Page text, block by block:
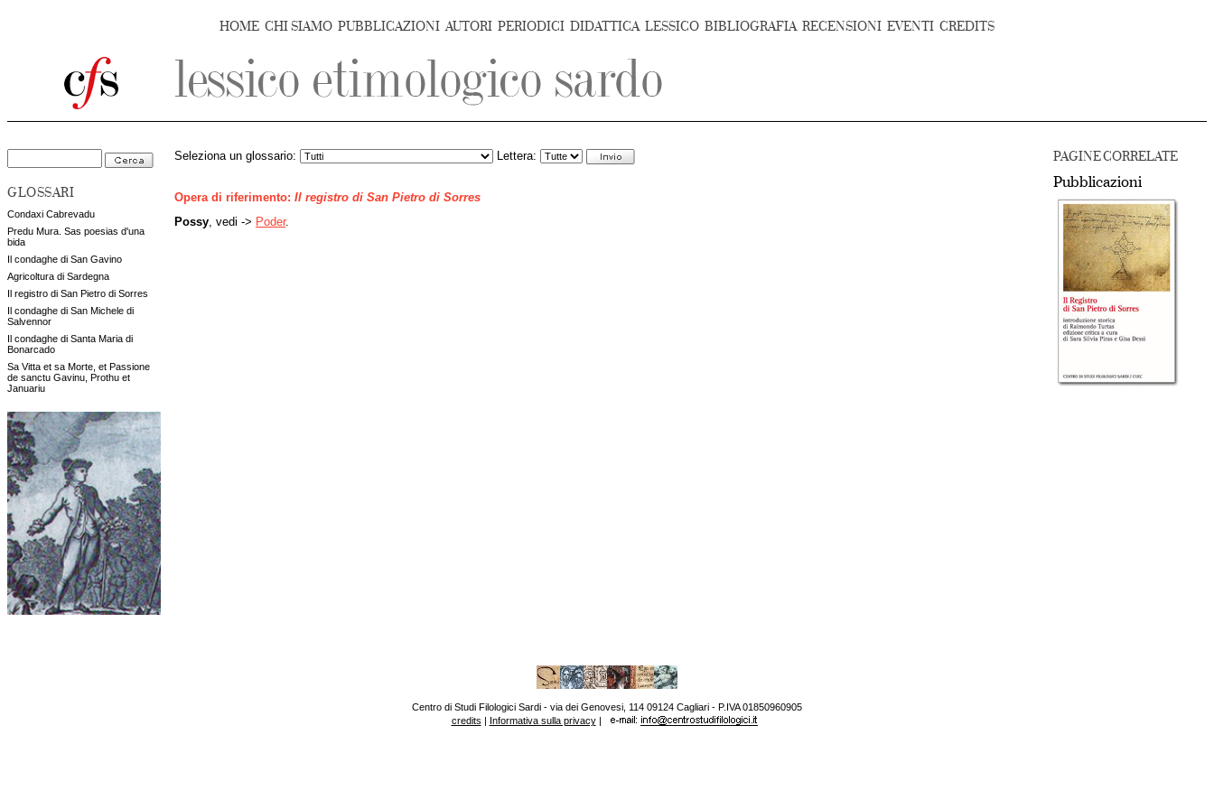
HOME CHI SIAMO PUBBLICAZIONI AUTORI PERIODICI DIDATTICA LESSICO BIBLIOGRAFIA RECENSIONI EVENTI CREDITS
GLOSSARI
Condaxi Cabrevadu
Predu Mura. Sas poesias d'una
bida
Il condaghe di San Gavino
Agricoltura di Sardegna
Il registro di San Pietro di Sorres
Il condaghe di San Michele di
Salvennor
Il condaghe di Santa Maria di
Bonarcado
Sa Vitta et sa Morte, et Passione
de sanctu Gavinu, Prothu et
Januariu
PAGINE CORRELATE
Pubblicazioni
Seleziona un glossario: Lettera:
Opera di riferimento: Il registro di San Pietro di Sorres
Possy , vedi -> Poder.
Centro di Studi Filologici Sardi - via dei Genovesi, 114 09124 Cagliari - P.IVA 01850960905
credits | Informativa sulla privacy|